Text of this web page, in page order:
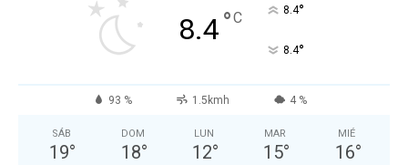
8.4°C 8.4°
8.4°
93 % 1.5kmh 4 %
SÁB
19°
DOM
18°
LUN
12°
MAR
15°
MIÉ
16°